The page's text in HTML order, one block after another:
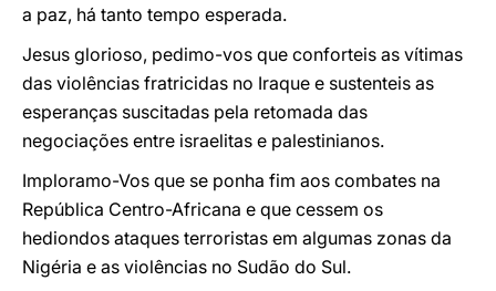
a paz, há tanto tempo esperada.
Jesus glorioso, pedimo-vos que conforteis as vítimas
das violências fratricidas no Iraque e sustenteis as
esperanças suscitadas pela retomada das
negociações entre israelitas e palestinianos.
Imploramo-Vos que se ponha fim aos combates na
República Centro-Africana e que cessem os
hediondos ataques terroristas em algumas zonas da
Nigéria e as violências no Sudão do Sul.